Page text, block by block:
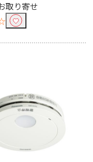
取り寄せ